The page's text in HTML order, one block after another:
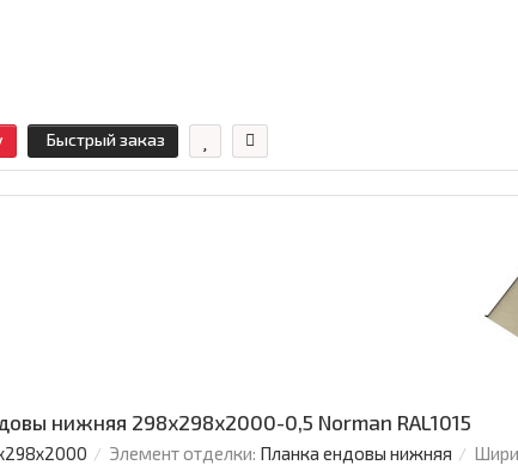
Быстрый заказ
нижняя 298х298х2000-0,5 Norman RAL1015
Элемент отделки: Планка ендовы нижняя